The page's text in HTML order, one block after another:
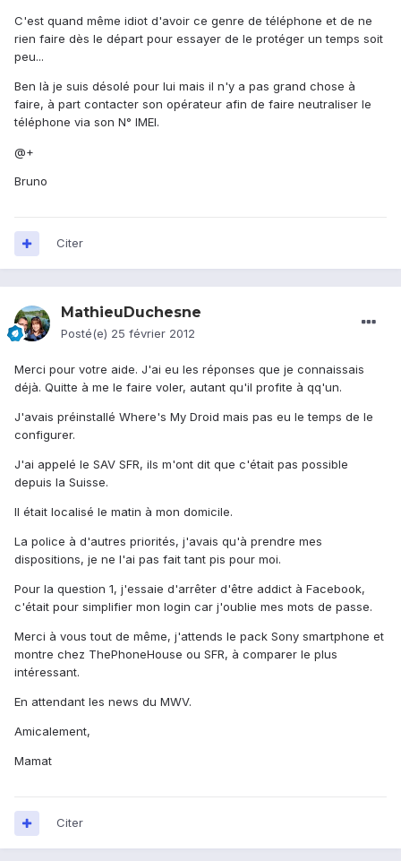
C'est quand même idiot d'avoir ce genre de téléphone et de ne
rien faire dès le départ pour essayer de le protéger un temps soit
peu...
Ben là je suis désolé pour lui mais il n'y a pas grand chose à
faire, à part contacter son opérateur afin de faire neutraliser le
téléphone via son N° IMEI.
@+
Bruno
Citer
MathieuDuchesne
Posté(e) 25 février 2012
Merci pour votre aide. J'ai eu les réponses que je connaissais
déjà. Quitte à me le faire voler, autant qu'il profite à qq'un.
J'avais préinstallé Where's My Droid mais pas eu le temps de le
configurer.
J'ai appelé le SAV SFR, ils m'ont dit que c'était pas possible
depuis la Suisse.
Il était localisé le matin à mon domicile.
La police à d'autres priorités, j'avais qu'à prendre mes
dispositions, je ne l'ai pas fait tant pis pour moi.
Pour la question 1, j'essaie d'arrêter d'être addict à Facebook,
c'était pour simplifier mon login car j'oublie mes mots de passe.
Merci à vous tout de même, j'attends le pack Sony smartphone et
montre chez ThePhoneHouse ou SFR, à comparer le plus
intéressant.
En attendant les news du MWV.
Amicalement,
Mamat
Citer